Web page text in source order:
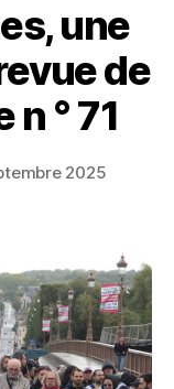
une
de
° 71
2025